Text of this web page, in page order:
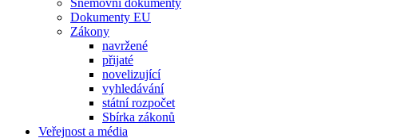
Sněmovní dokumenty
Dokumenty EU
Zákony
navržené
přijaté
novelizující
vyhledávání
státní rozpočet
Sbírka zákonů
Veřejnost a média